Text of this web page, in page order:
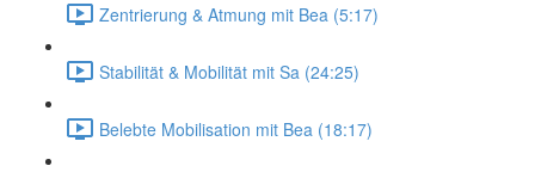
Zentrierung & Atmung mit Bea (5:17)
Stabilität & Mobilität mit Sa (24:25)
Belebte Mobilisation mit Bea (18:17)